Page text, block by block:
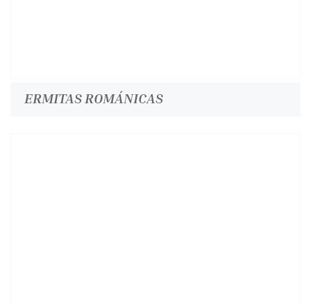
ERMITAS ROMÁNICAS